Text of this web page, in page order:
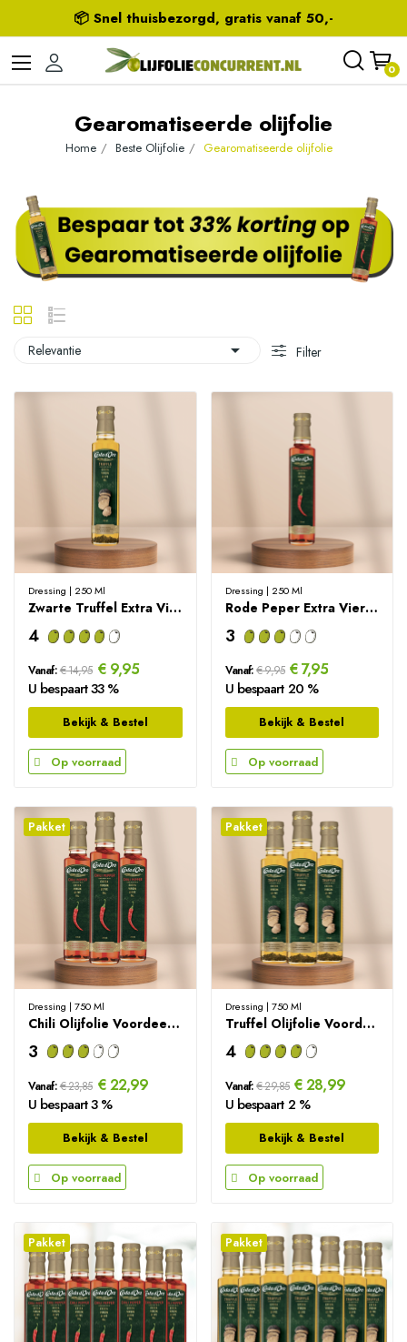
📦 Snel thuisbezorgd, gratis vanaf 50,-
0
Gearomatiseerde olijfolie
Home Beste Olijfolie Gearomatiseerde olijfolie
Relevantie  Filter
Dressing | 250 Ml
Zwarte Truffel Extra Vierge Olijfolie - 250ml
4
Vanaf: € 14,95 € 9,95
U bespaart 33 %
Bekijk & Bestel
Op voorraad
Dressing | 250 Ml
Rode Peper Extra Vierge Olijfolie - 250ml
3
Vanaf: € 9,95 € 7,95
U bespaart 20 %
Bekijk & Bestel
Op voorraad
Pakket
Dressing | 750 Ml
Chili Olijfolie Voordeelpakket 750ml
3
Vanaf: € 23,85 € 22,99
U bespaart 3 %
Bekijk & Bestel
Op voorraad
Pakket
Dressing | 750 Ml
Truffel Olijfolie Voordeelpakket 750ml
4
Vanaf: € 29,85 € 28,99
U bespaart 2 %
Bekijk & Bestel
Op voorraad
Pakket Pakket